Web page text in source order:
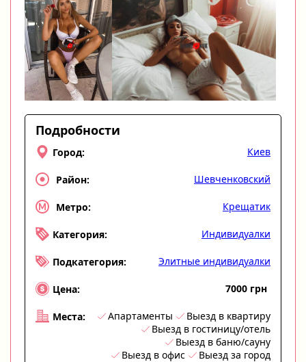
Подробности
Город: Киев
Район: Шевченковский
Метро: Крещатик
Категория: Индивидуалки
Подкатегория: Элитные индивидуалки
Цена: 7000 грн
Места: Апартаменты
Выезд в квартиру
Выезд в гостиницу/отель
Выезд в баню/сауну
Выезд в офис
Выезд за город